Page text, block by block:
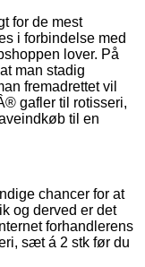
for de mest
i forbindelse med
lover. På
man stadig
fremadrettet vil
gafler til rotisseri,
til en
chancer for at
og derved er det
forhandlerens
sæt á 2 stk før du